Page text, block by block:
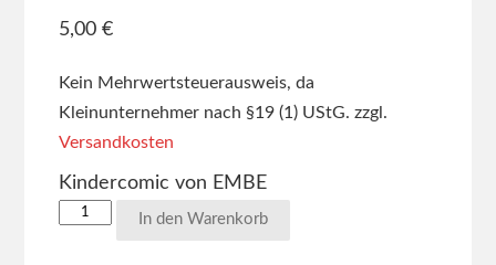
5,00 €
Kein Mehrwertsteuerausweis, da
Kleinunternehmer nach §19 (1) UStG. zzgl.
Versandkosten
Kindercomic von EMBE
In den Warenkorb